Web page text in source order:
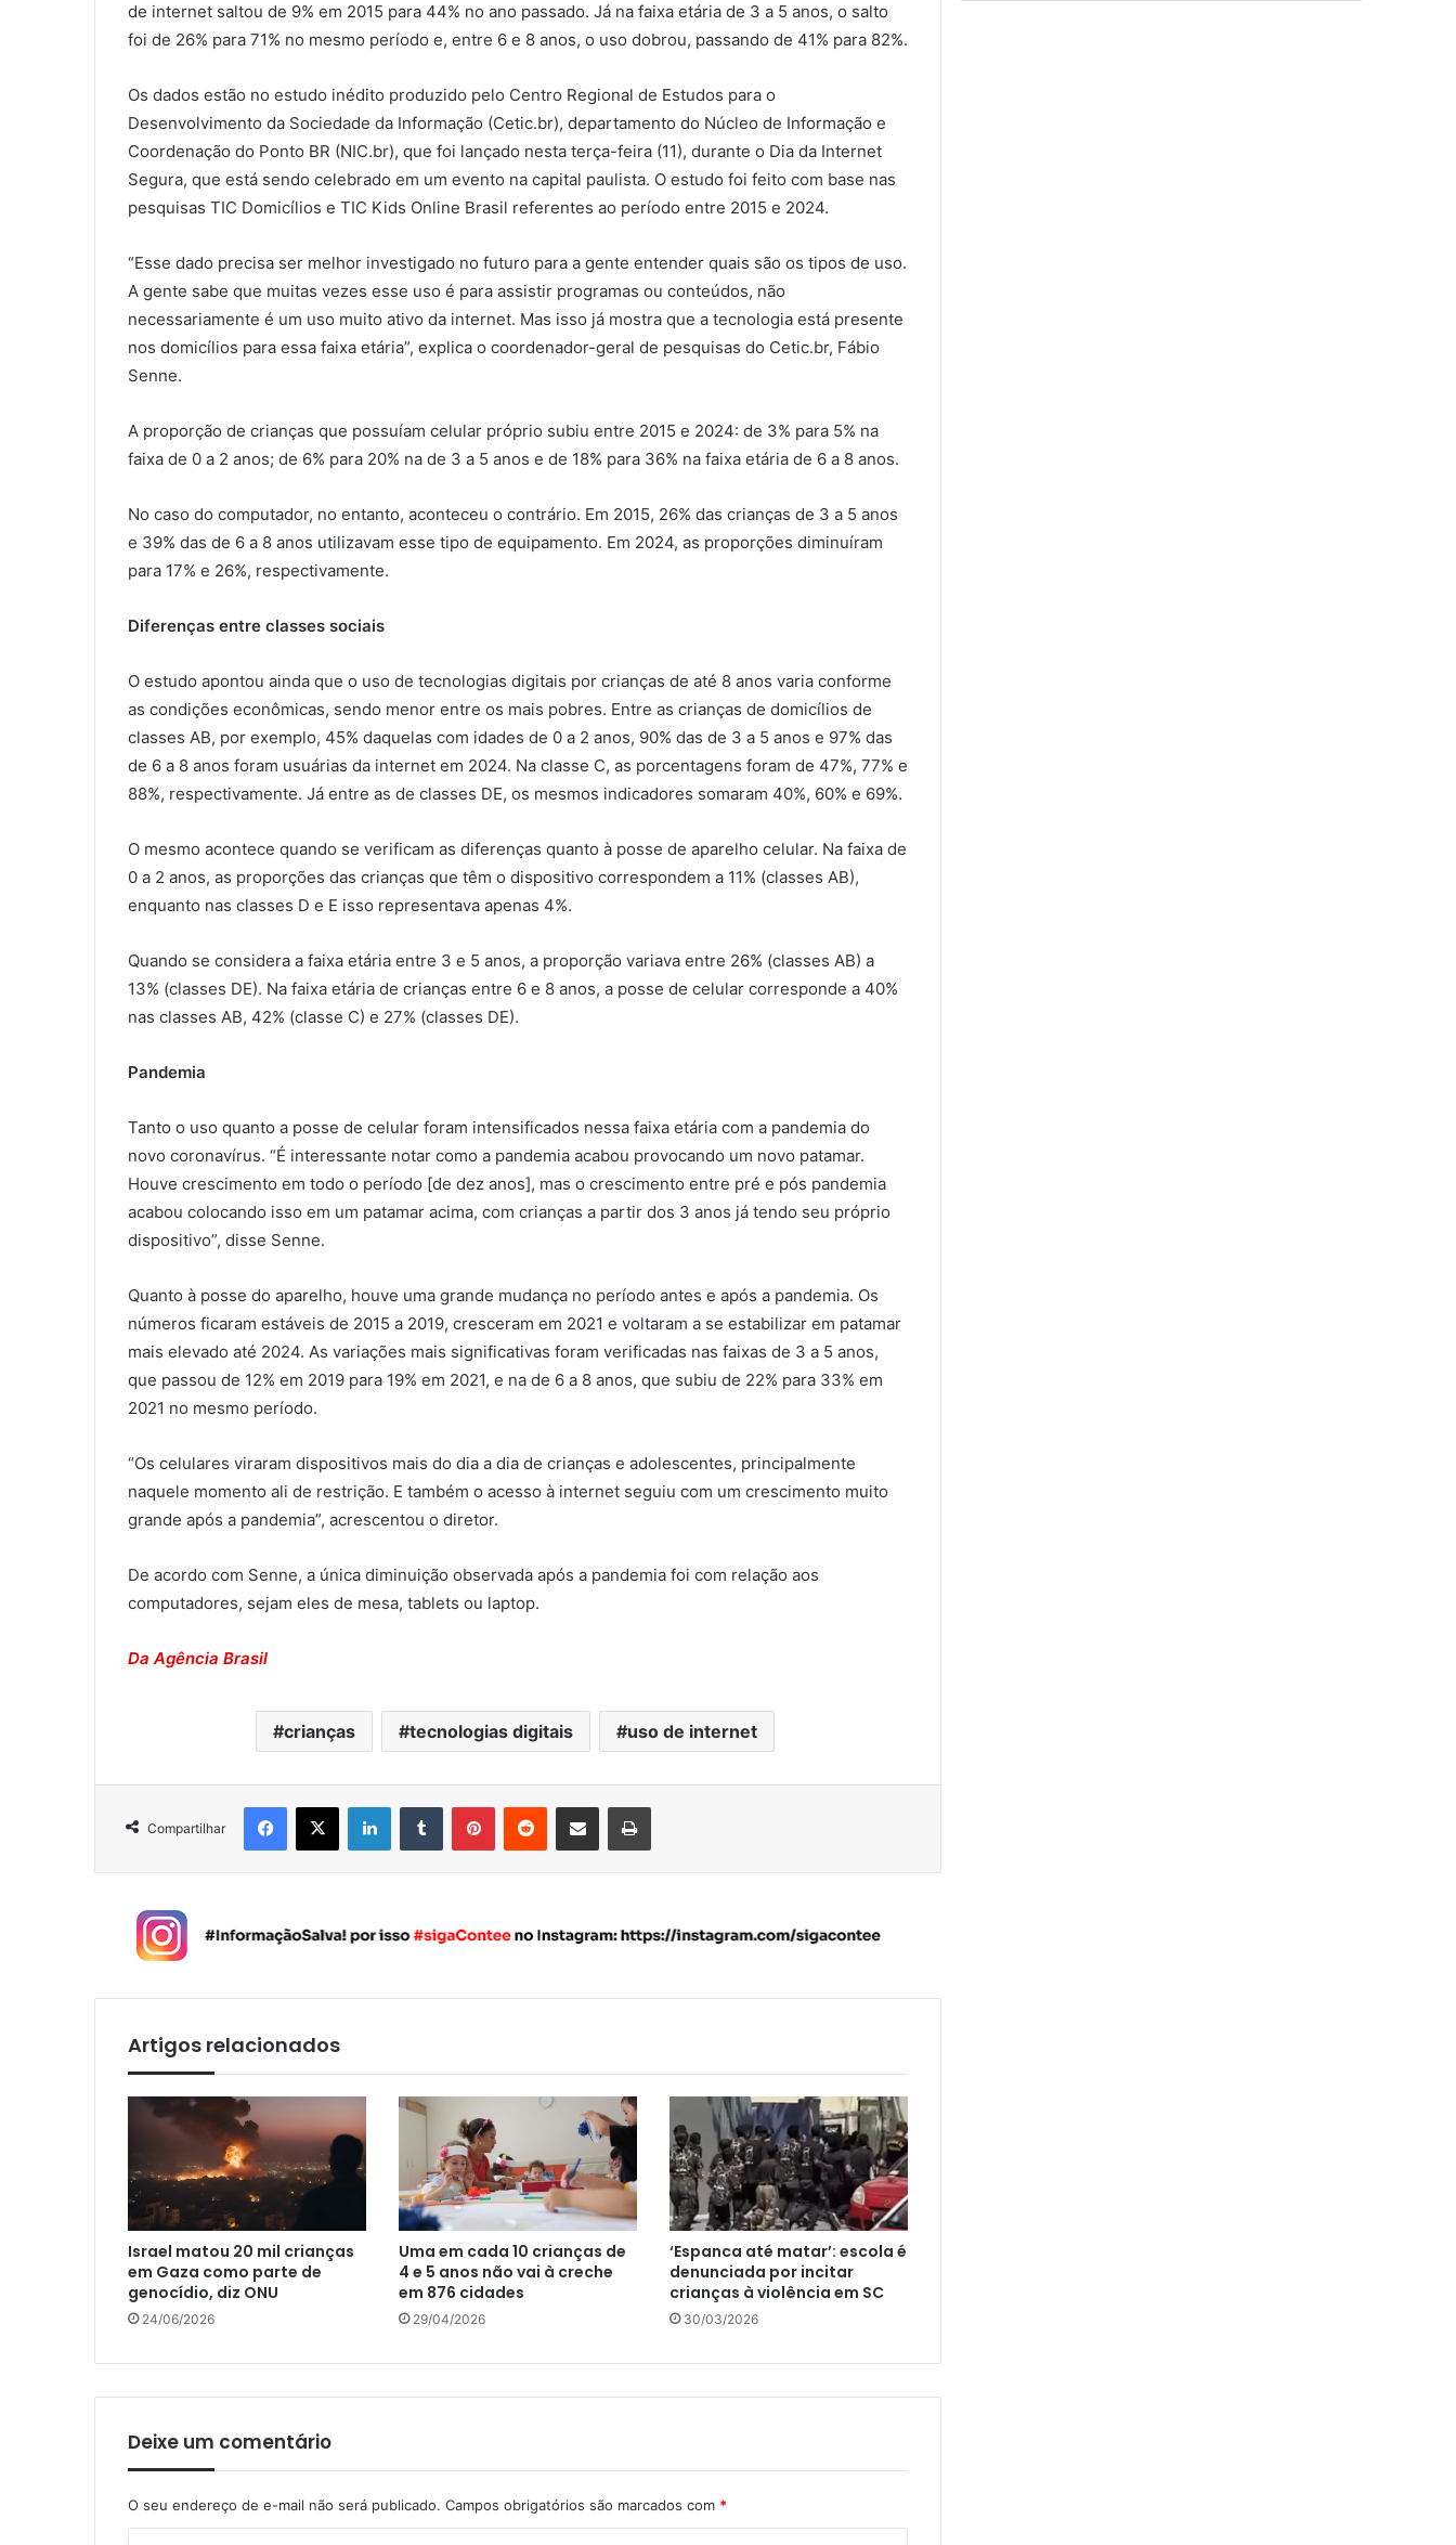
de internet saltou de 9% em 2015 para 44% no ano passado. Já na faixa etária de 3 a 5 anos, o salto
foi de 26% para 71% no mesmo período e, entre 6 e 8 anos, o uso dobrou, passando de 41% para 82%.
Os dados estão no estudo inédito produzido pelo Centro Regional de Estudos para o
Desenvolvimento da Sociedade da Informação (Cetic.br), departamento do Núcleo de Informação e
Coordenação do Ponto BR (NIC.br), que foi lançado nesta terça-feira (11), durante o Dia da Internet
Segura, que está sendo celebrado em um evento na capital paulista. O estudo foi feito com base nas
pesquisas TIC Domicílios e TIC Kids Online Brasil referentes ao período entre 2015 e 2024.
“Esse dado precisa ser melhor investigado no futuro para a gente entender quais são os tipos de uso.
A gente sabe que muitas vezes esse uso é para assistir programas ou conteúdos, não
necessariamente é um uso muito ativo da internet. Mas isso já mostra que a tecnologia está presente
nos domicílios para essa faixa etária”, explica o coordenador-geral de pesquisas do Cetic.br, Fábio
Senne.
A proporção de crianças que possuíam celular próprio subiu entre 2015 e 2024: de 3% para 5% na
faixa de 0 a 2 anos; de 6% para 20% na de 3 a 5 anos e de 18% para 36% na faixa etária de 6 a 8 anos.
No caso do computador, no entanto, aconteceu o contrário. Em 2015, 26% das crianças de 3 a 5 anos
e 39% das de 6 a 8 anos utilizavam esse tipo de equipamento. Em 2024, as proporções diminuíram
para 17% e 26%, respectivamente.
Diferenças entre classes sociais
O estudo apontou ainda que o uso de tecnologias digitais por crianças de até 8 anos varia conforme
as condições econômicas, sendo menor entre os mais pobres. Entre as crianças de domicílios de
classes AB, por exemplo, 45% daquelas com idades de 0 a 2 anos, 90% das de 3 a 5 anos e 97% das
de 6 a 8 anos foram usuárias da internet em 2024. Na classe C, as porcentagens foram de 47%, 77% e
88%, respectivamente. Já entre as de classes DE, os mesmos indicadores somaram 40%, 60% e 69%.
O mesmo acontece quando se verificam as diferenças quanto à posse de aparelho celular. Na faixa de
0 a 2 anos, as proporções das crianças que têm o dispositivo correspondem a 11% (classes AB),
enquanto nas classes D e E isso representava apenas 4%.
Quando se considera a faixa etária entre 3 e 5 anos, a proporção variava entre 26% (classes AB) a
13% (classes DE). Na faixa etária de crianças entre 6 e 8 anos, a posse de celular corresponde a 40%
nas classes AB, 42% (classe C) e 27% (classes DE).
Pandemia
Tanto o uso quanto a posse de celular foram intensificados nessa faixa etária com a pandemia do
novo coronavírus. “É interessante notar como a pandemia acabou provocando um novo patamar.
Houve crescimento em todo o período [de dez anos], mas o crescimento entre pré e pós pandemia
acabou colocando isso em um patamar acima, com crianças a partir dos 3 anos já tendo seu próprio
dispositivo”, disse Senne.
Quanto à posse do aparelho, houve uma grande mudança no período antes e após a pandemia. Os
números ficaram estáveis de 2015 a 2019, cresceram em 2021 e voltaram a se estabilizar em patamar
mais elevado até 2024. As variações mais significativas foram verificadas nas faixas de 3 a 5 anos,
que passou de 12% em 2019 para 19% em 2021, e na de 6 a 8 anos, que subiu de 22% para 33% em
2021 no mesmo período.
“Os celulares viraram dispositivos mais do dia a dia de crianças e adolescentes, principalmente
naquele momento ali de restrição. E também o acesso à internet seguiu com um crescimento muito
grande após a pandemia”, acrescentou o diretor.
De acordo com Senne, a única diminuição observada após a pandemia foi com relação aos
computadores, sejam eles de mesa, tablets ou laptop.
Da Agência Brasil
crianças tecnologias digitais uso de internet
Compartilhar
Artigos relacionados
Israel matou 20 mil crianças
em Gaza como parte de
genocídio, diz ONU
24/06/2026
Uma em cada 10 crianças de
4 e 5 anos não vai à creche
em 876 cidades
29/04/2026
‘Espanca até matar’: escola é
denunciada por incitar
crianças à violência em SC
30/03/2026
Deixe um comentário
O seu endereço de e-mail não será publicado. Campos obrigatórios são marcados com *